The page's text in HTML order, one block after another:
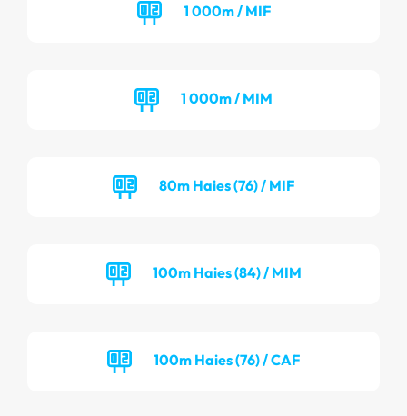
1 000m / MIF
1 000m / MIM
80m Haies (76) / MIF
100m Haies (84) / MIM
100m Haies (76) / CAF